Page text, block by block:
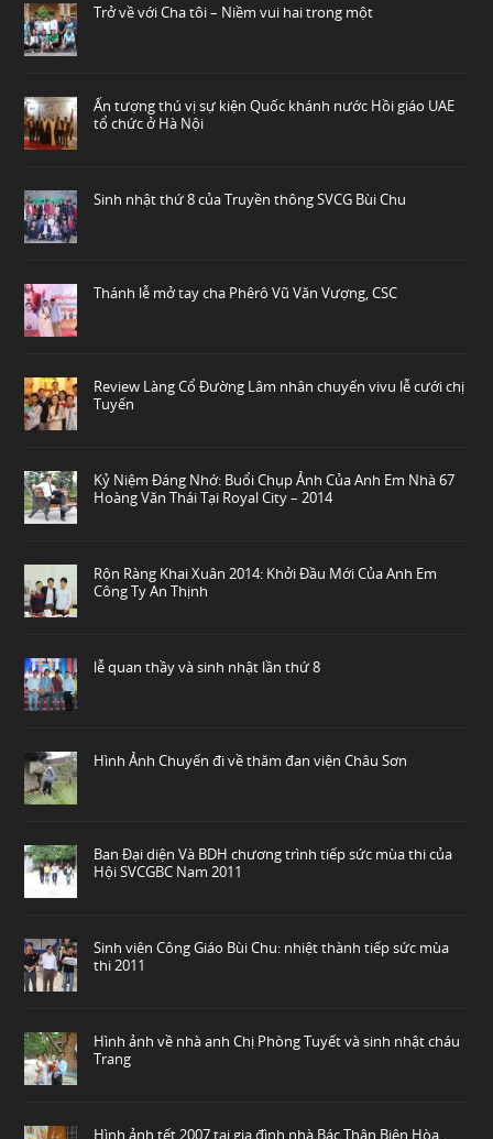
Trở về với Cha tôi – Niềm vui hai trong một
Ấn tượng thú vị sự kiện Quốc khánh nước Hồi giáo UAE
tổ chức ở Hà Nội
Sinh nhật thứ 8 của Truyền thông SVCG Bùi Chu
Thánh lễ mở tay cha Phêrô Vũ Văn Vượng, CSC
Review Làng Cổ Đường Lâm nhân chuyến vivu lễ cưới chị
Tuyến
Kỷ Niệm Đáng Nhớ: Buổi Chụp Ảnh Của Anh Em Nhà 67
Hoàng Văn Thái Tại Royal City – 2014
Rộn Ràng Khai Xuân 2014: Khởi Đầu Mới Của Anh Em
Công Ty An Thịnh
lễ quan thầy và sinh nhật lần thứ 8
Hình Ảnh Chuyến đi về thăm đan viện Châu Sơn
Ban Đại diện Và BDH chương trình tiếp sức mùa thi của
Hội SVCGBC Nam 2011
Sinh viên Công Giáo Bùi Chu: nhiệt thành tiếp sức mùa
thi 2011
Hình ảnh về nhà anh Chị Phòng Tuyết và sinh nhật cháu
Trang
Hình ảnh tết 2007 tại gia đình nhà Bác Thân Biên Hòa.